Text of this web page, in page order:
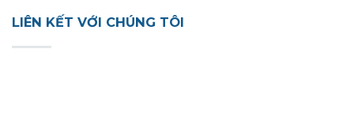
LIÊN KẾT VỚI CHÚNG TÔI